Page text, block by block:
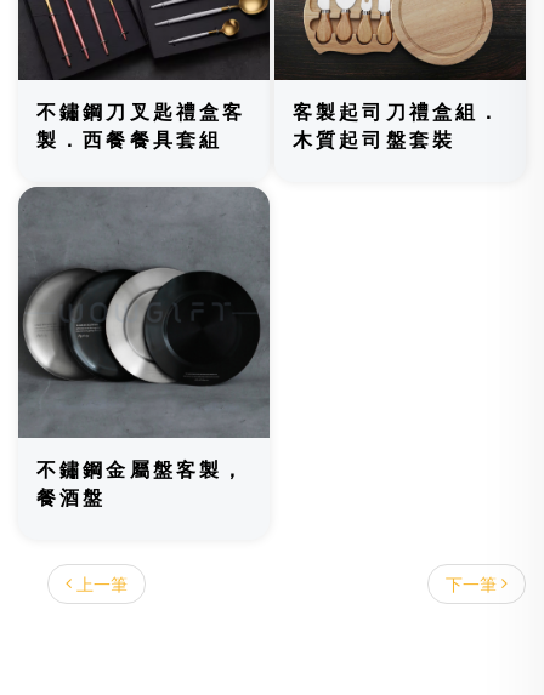
不鏽鋼刀叉匙禮盒客
製．西餐餐具套組
客製起司刀禮盒組．
木質起司盤套裝
不鏽鋼金屬盤客製，
餐酒盤
下一筆
上一筆